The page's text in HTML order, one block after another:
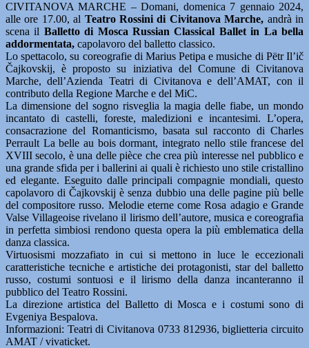
CIVITANOVA MARCHE – Domani, domenica 7 gennaio 2024,
alle ore 17.00, al Teatro Rossini di Civitanova Marche, andrà in
scena il Balletto di Mosca Russian Classical Ballet in La bella
addormentata, capolavoro del balletto classico.
Lo spettacolo, su coreografie di Marius Petipa e musiche di Pëtr Il’ič
Čajkovskij, è proposto su iniziativa del Comune di Civitanova
Marche, dell’Azienda Teatri di Civitanova e dell’AMAT, con il
contributo della Regione Marche e del MiC.
La dimensione del sogno risveglia la magia delle fiabe, un mondo
incantato di castelli, foreste, maledizioni e incantesimi. L’opera,
consacrazione del Romanticismo, basata sul racconto di Charles
Perrault La belle au bois dormant, integrato nello stile francese del
XVIII secolo, è una delle pièce che crea più interesse nel pubblico e
una grande sfida per i ballerini ai quali è richiesto uno stile cristallino
ed elegante. Eseguito dalle principali compagnie mondiali, questo
capolavoro di Čajkovskij è senza dubbio una delle pagine più belle
del compositore russo. Melodie eterne come Rosa adagio e Grande
Valse Villageoise rivelano il lirismo dell’autore, musica e coreografia
in perfetta simbiosi rendono questa opera la più emblematica della
danza classica.
Virtuosismi mozzafiato in cui si mettono in luce le eccezionali
caratteristiche tecniche e artistiche dei protagonisti, star del balletto
russo, costumi sontuosi e il lirismo della danza incanteranno il
pubblico del Teatro Rossini.
La direzione artistica del Balletto di Mosca e i costumi sono di
Evgeniya Bespalova.
Informazioni: Teatri di Civitanova 0733 812936, biglietteria circuito
AMAT / vivaticket.